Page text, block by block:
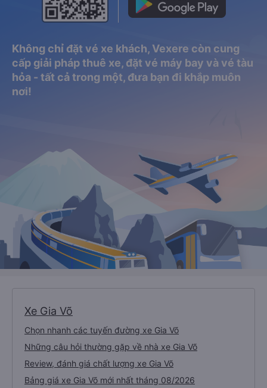
Không chỉ đặt vé xe khách, Vexere còn cung
cấp giải pháp thuê xe, đặt vé máy bay và vé tàu
hỏa - tất cả trong một, đưa bạn đi khắp muôn
nơi!
Xe Gia Võ
Chọn nhanh các tuyến đường xe Gia Võ
Những câu hỏi thường gặp về nhà xe Gia Võ
Review, đánh giá chất lượng xe Gia Võ
Bảng giá xe Gia Võ mới nhất tháng 08/2026